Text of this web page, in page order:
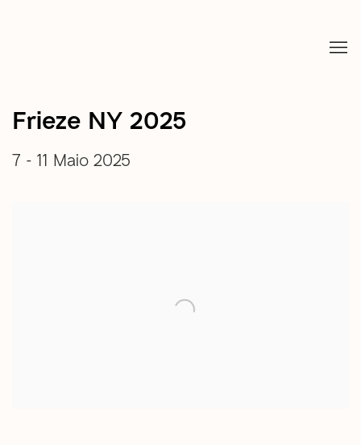
Frieze NY 2025
7 - 11 Maio 2025